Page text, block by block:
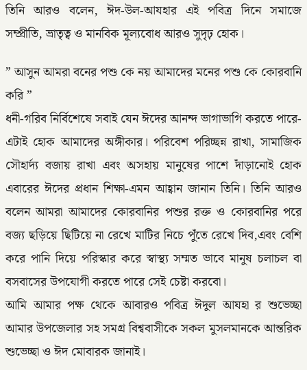
তিনি আরও বলেন, ঈদ-উল-আযহার এই পবিত্র দিনে সমাজে
সম্প্রীতি, ভ্রাতৃত্ব ও মানবিক মূল্যবোধ আরও সুদৃঢ় হোক।
” আসুন আমরা বনের পশু কে নয় আমাদের মনের পশু কে কোরবানি
করি ”
ধনী-গরিব নির্বিশেষে সবাই যেন ঈদের আনন্দ ভাগাভাগি করতে পারে-
এটাই হোক আমাদের অঙ্গীকার। পরিবেশ পরিচ্ছন্ন রাখা, সামাজিক
সৌহার্দ্য বজায় রাখা এবং অসহায় মানুষের পাশে দাঁড়ানোই হোক
এবারের ঈদের প্রধান শিক্ষা-এমন আহ্বান জানান তিনি। তিনি আরও
বলেন আমরা আমাদের কোরবানির পশুর রক্ত ও কোরবানির পরে
বজ্য ছড়িয়ে ছিটিয়ে না রেখে মাটির নিচে পুঁতে রেখে দিব,এবং বেশি
করে পানি দিয়ে পরিস্কার করে স্বাস্থ্য সম্মত ভাবে মানুষ চলাচল বা
বসবাসের উপযোগী করতে পারে সেই চেষ্টা করবো।
আমি আমার পক্ষ থেকে আবারও পবিত্র ঈদুল আযহা র শুভেচ্ছা
আমার উপজেলার সহ সমগ্র বিশ্ববাসীকে সকল মুসলমানকে আন্তরিক
শুভেচ্ছা ও ঈদ মোবারক জানাই।